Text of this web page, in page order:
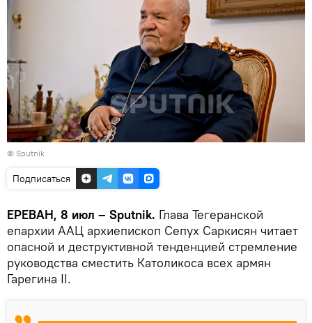
© Sputnik
Подписаться
ЕРЕВАН, 8 июл – Sputnik. Глава Тегеранской
епархии ААЦ архиепископ Сепух Саркисян читает
опасной и деструктивной тенденцией стремление
руководства сместить Католикоса всех армян
Гарегина II.